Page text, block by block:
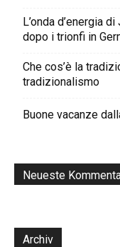
L’onda d’energia
dopo i trionfi in
Che cos’è la
tradizionalismo
Buone vacanze
Neueste
Archiv